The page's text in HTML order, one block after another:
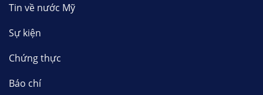
Tin về nước Mỹ
Sự kiện
Chứng thực
Báo chí